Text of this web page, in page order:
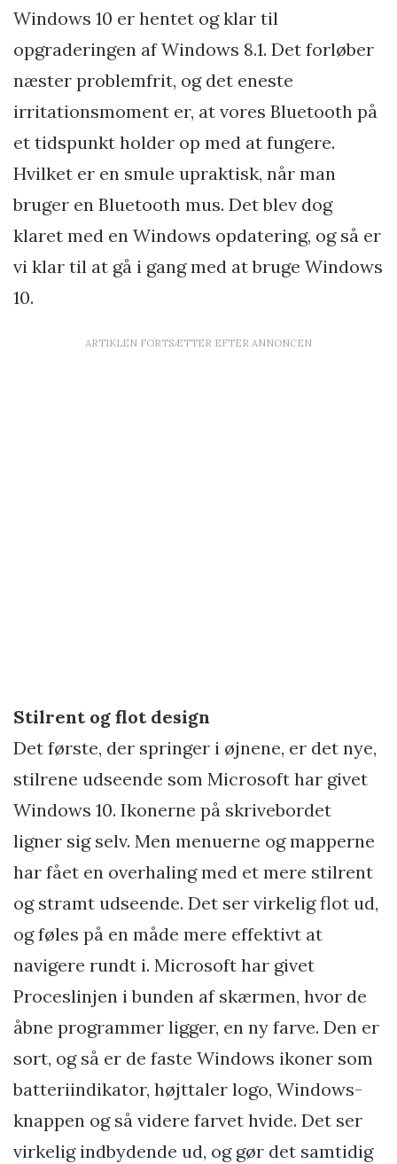
Windows 10 er hentet og klar til
opgraderingen af Windows 8.1. Det forløber
næster problemfrit, og det eneste
irritationsmoment er, at vores Bluetooth på
et tidspunkt holder op med at fungere.
Hvilket er en smule upraktisk, når man
bruger en Bluetooth mus. Det blev dog
klaret med en Windows opdatering, og så er
vi klar til at gå i gang med at bruge Windows
10.
ARTIKLEN FORTSÆTTER EFTER ANNONCEN
Stilrent og flot design
Det første, der springer i øjnene, er det nye,
stilrene udseende som Microsoft har givet
Windows 10. Ikonerne på skrivebordet
ligner sig selv. Men menuerne og mapperne
har fået en overhaling med et mere stilrent
og stramt udseende. Det ser virkelig flot ud,
og føles på en måde mere effektivt at
navigere rundt i. Microsoft har givet
Proceslinjen i bunden af skærmen, hvor de
åbne programmer ligger, en ny farve. Den er
sort, og så er de faste Windows ikoner som
batteriindikator, højttaler logo, Windows-
knappen og så videre farvet hvide. Det ser
virkelig indbydende ud, og gør det samtidig